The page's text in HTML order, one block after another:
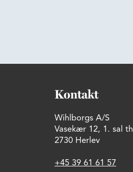
Kontakt
Wihlborgs A/S
Vasekær 12, 1. sal th
2730 Herlev
+45 39 61 61 57